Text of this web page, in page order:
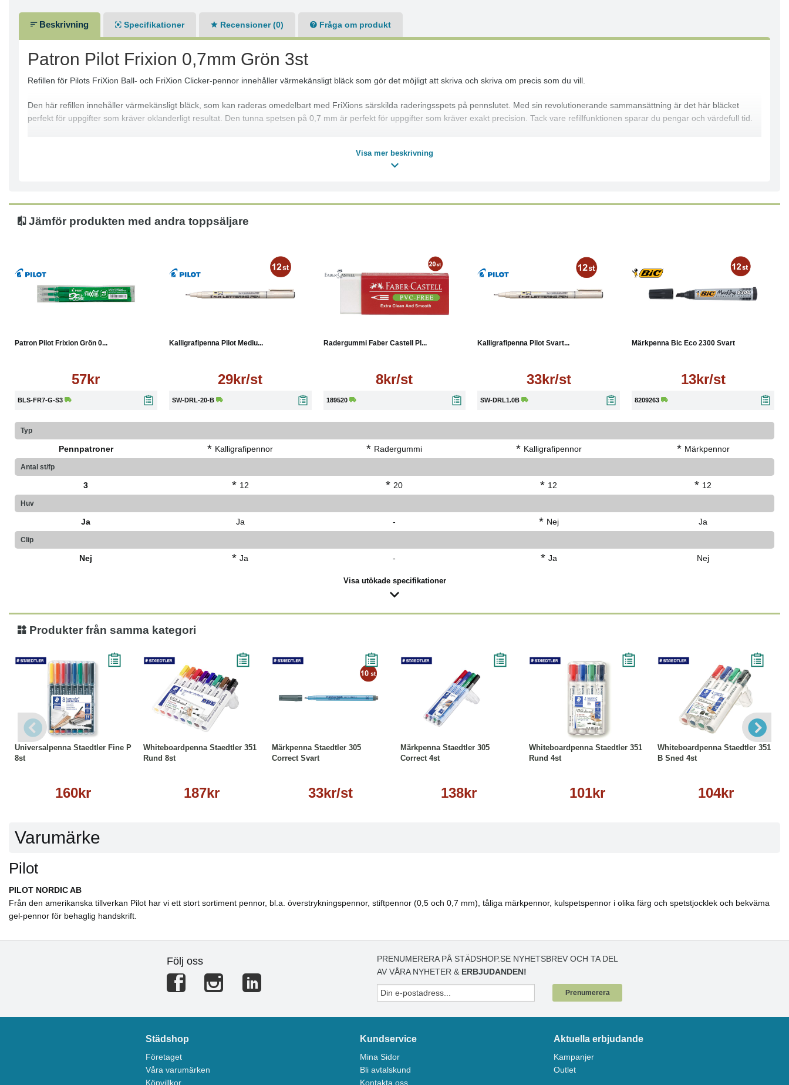
Beskrivning Specifikationer Recensioner (0) Fråga om produkt
Patron Pilot Frixion 0,7mm Grön 3st
Refillen för Pilots FriXion Ball- och FriXion Clicker-pennor innehåller värmekänsligt bläck som gör det möjligt att skriva och skriva om precis som du vill.
Den här refillen innehåller värmekänsligt bläck, som kan raderas omedelbart med FriXions särskilda raderingsspets på pennslutet. Med sin revolutionerande sammansättning är det här bläcket
perfekt för uppgifter som kräver oklanderligt resultat. Den tunna spetsen på 0,7 mm är perfekt för uppgifter som kräver exakt precision. Tack vare refillfunktionen sparar du pengar och värdefull tid.
- Raderar genom friktion, det raderade området kan skrivas över direkt
- Refill för tids- och kostnadsbesparing
Visa mer beskrivning
Jämför produkten med andra toppsäljare
Patron Pilot Frixion Grön 0...
57kr
BLS-FR7-G-S3
Kalligrafipenna Pilot Mediu...
29kr/st
SW-DRL-20-B
Radergummi Faber Castell Pl...
8kr/st
189520
Kalligrafipenna Pilot Svart...
33kr/st
SW-DRL1.0B
Märkpenna Bic Eco 2300 Svart
13kr/st
8209263
Typ
Pennpatroner * Kalligrafipennor * Radergummi * Kalligrafipennor * Märkpennor
Antal st/fp
3 * 12 * 20 * 12 * 12
Huv
Ja Ja - * Nej Ja
Clip
Nej * Ja - * Ja Nej
Visa utökade specifikationer
Produkter från samma kategori
Universalpenna Staedtler Fine P
8st
160kr
Köp Läs mer
Whiteboardpenna Staedtler 351
Rund 8st
187kr
Köp
Märkpenna Staedtler 305
Correct Svart
33kr/st
Märkpenna Staedtler 305
Correct 4st
138kr
Köp
Whiteboardpenna Staedtler 351
Rund 4st
101kr
Whiteboardpenna Staedtler 351
B Sned 4st
104kr
Köp Läs mer
Varumärke
Pilot
PILOT NORDIC AB
Från den amerikanska tillverkan Pilot har vi ett stort sortiment pennor, bl.a. överstrykningspennor, stiftpennor (0,5 och 0,7 mm), tåliga märkpennor, kulspetspennor i olika färg och spetstjocklek och bekväma
gel-pennor för behaglig handskrift.
Följ oss
PRENUMERERA PÅ STÄDSHOP.SE NYHETSBREV OCH TA DEL
AV VÅRA NYHETER & ERBJUDANDEN!
Prenumerera
Städshop
Företaget
Våra varumärken
Köpvillkor
Kundservice
Mina Sidor
Bli avtalskund
Kontakta oss
Aktuella erbjudande
Kampanjer
Outlet